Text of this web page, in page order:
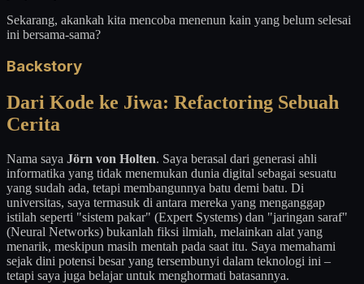
Sekarang, akankah kita mencoba menenun kain yang belum selesai
ini bersama-sama?
Backstory
Dari Kode ke Jiwa: Refactoring Sebuah
Cerita
Nama saya Jörn von Holten. Saya berasal dari generasi ahli
informatika yang tidak menemukan dunia digital sebagai sesuatu
yang sudah ada, tetapi membangunnya batu demi batu. Di
universitas, saya termasuk di antara mereka yang menganggap
istilah seperti "sistem pakar" (Expert Systems) dan "jaringan saraf"
(Neural Networks) bukanlah fiksi ilmiah, melainkan alat yang
menarik, meskipun masih mentah pada saat itu. Saya memahami
sejak dini potensi besar yang tersembunyi dalam teknologi ini –
tetapi saya juga belajar untuk menghormati batasannya.